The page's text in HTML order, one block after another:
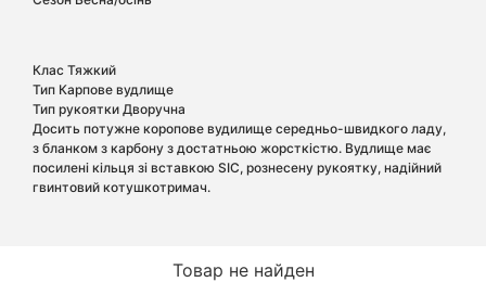
Клас Тяжкий
Тип Карпове вудлище
Тип рукоятки Дворучна
Досить потужне коропове вудилище середньо-швидкого ладу,
з бланком з карбону з достатньою жорсткістю. Вудлище має
посилені кільця зі вставкою SIC, рознесену рукоятку, надійний
гвинтовий котушкотримач.
Товар не найден